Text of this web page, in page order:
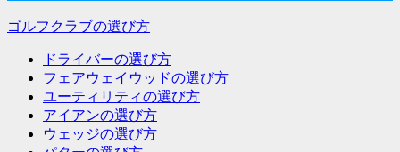
ゴルフクラブの選び方
ドライバーの選び方
フェアウェイウッドの選び方
ユーティリティの選び方
アイアンの選び方
ウェッジの選び方